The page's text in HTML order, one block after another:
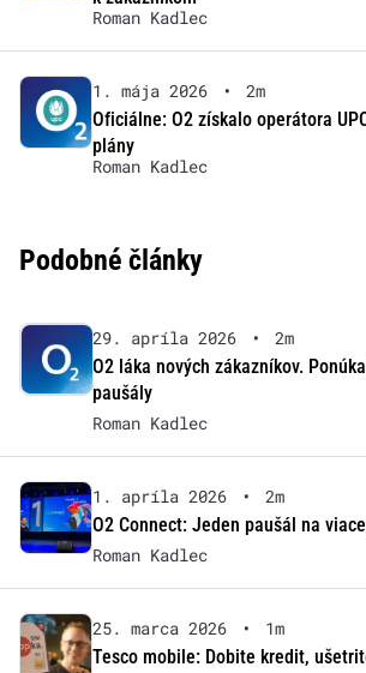
Roman Kadlec
1. mája 2026 •
2m
Oficiálne: O2 získalo operátora
plány
Roman Kadlec
Podobné články
29. apríla 2026 •
2m
O2 láka nových zákazníkov.
paušály
Roman Kadlec
1. apríla 2026 •
2m
O2 Connect: Jeden paušál na
Roman Kadlec
25. marca 2026 •
1m
Tesco mobile: Dobite kredit,